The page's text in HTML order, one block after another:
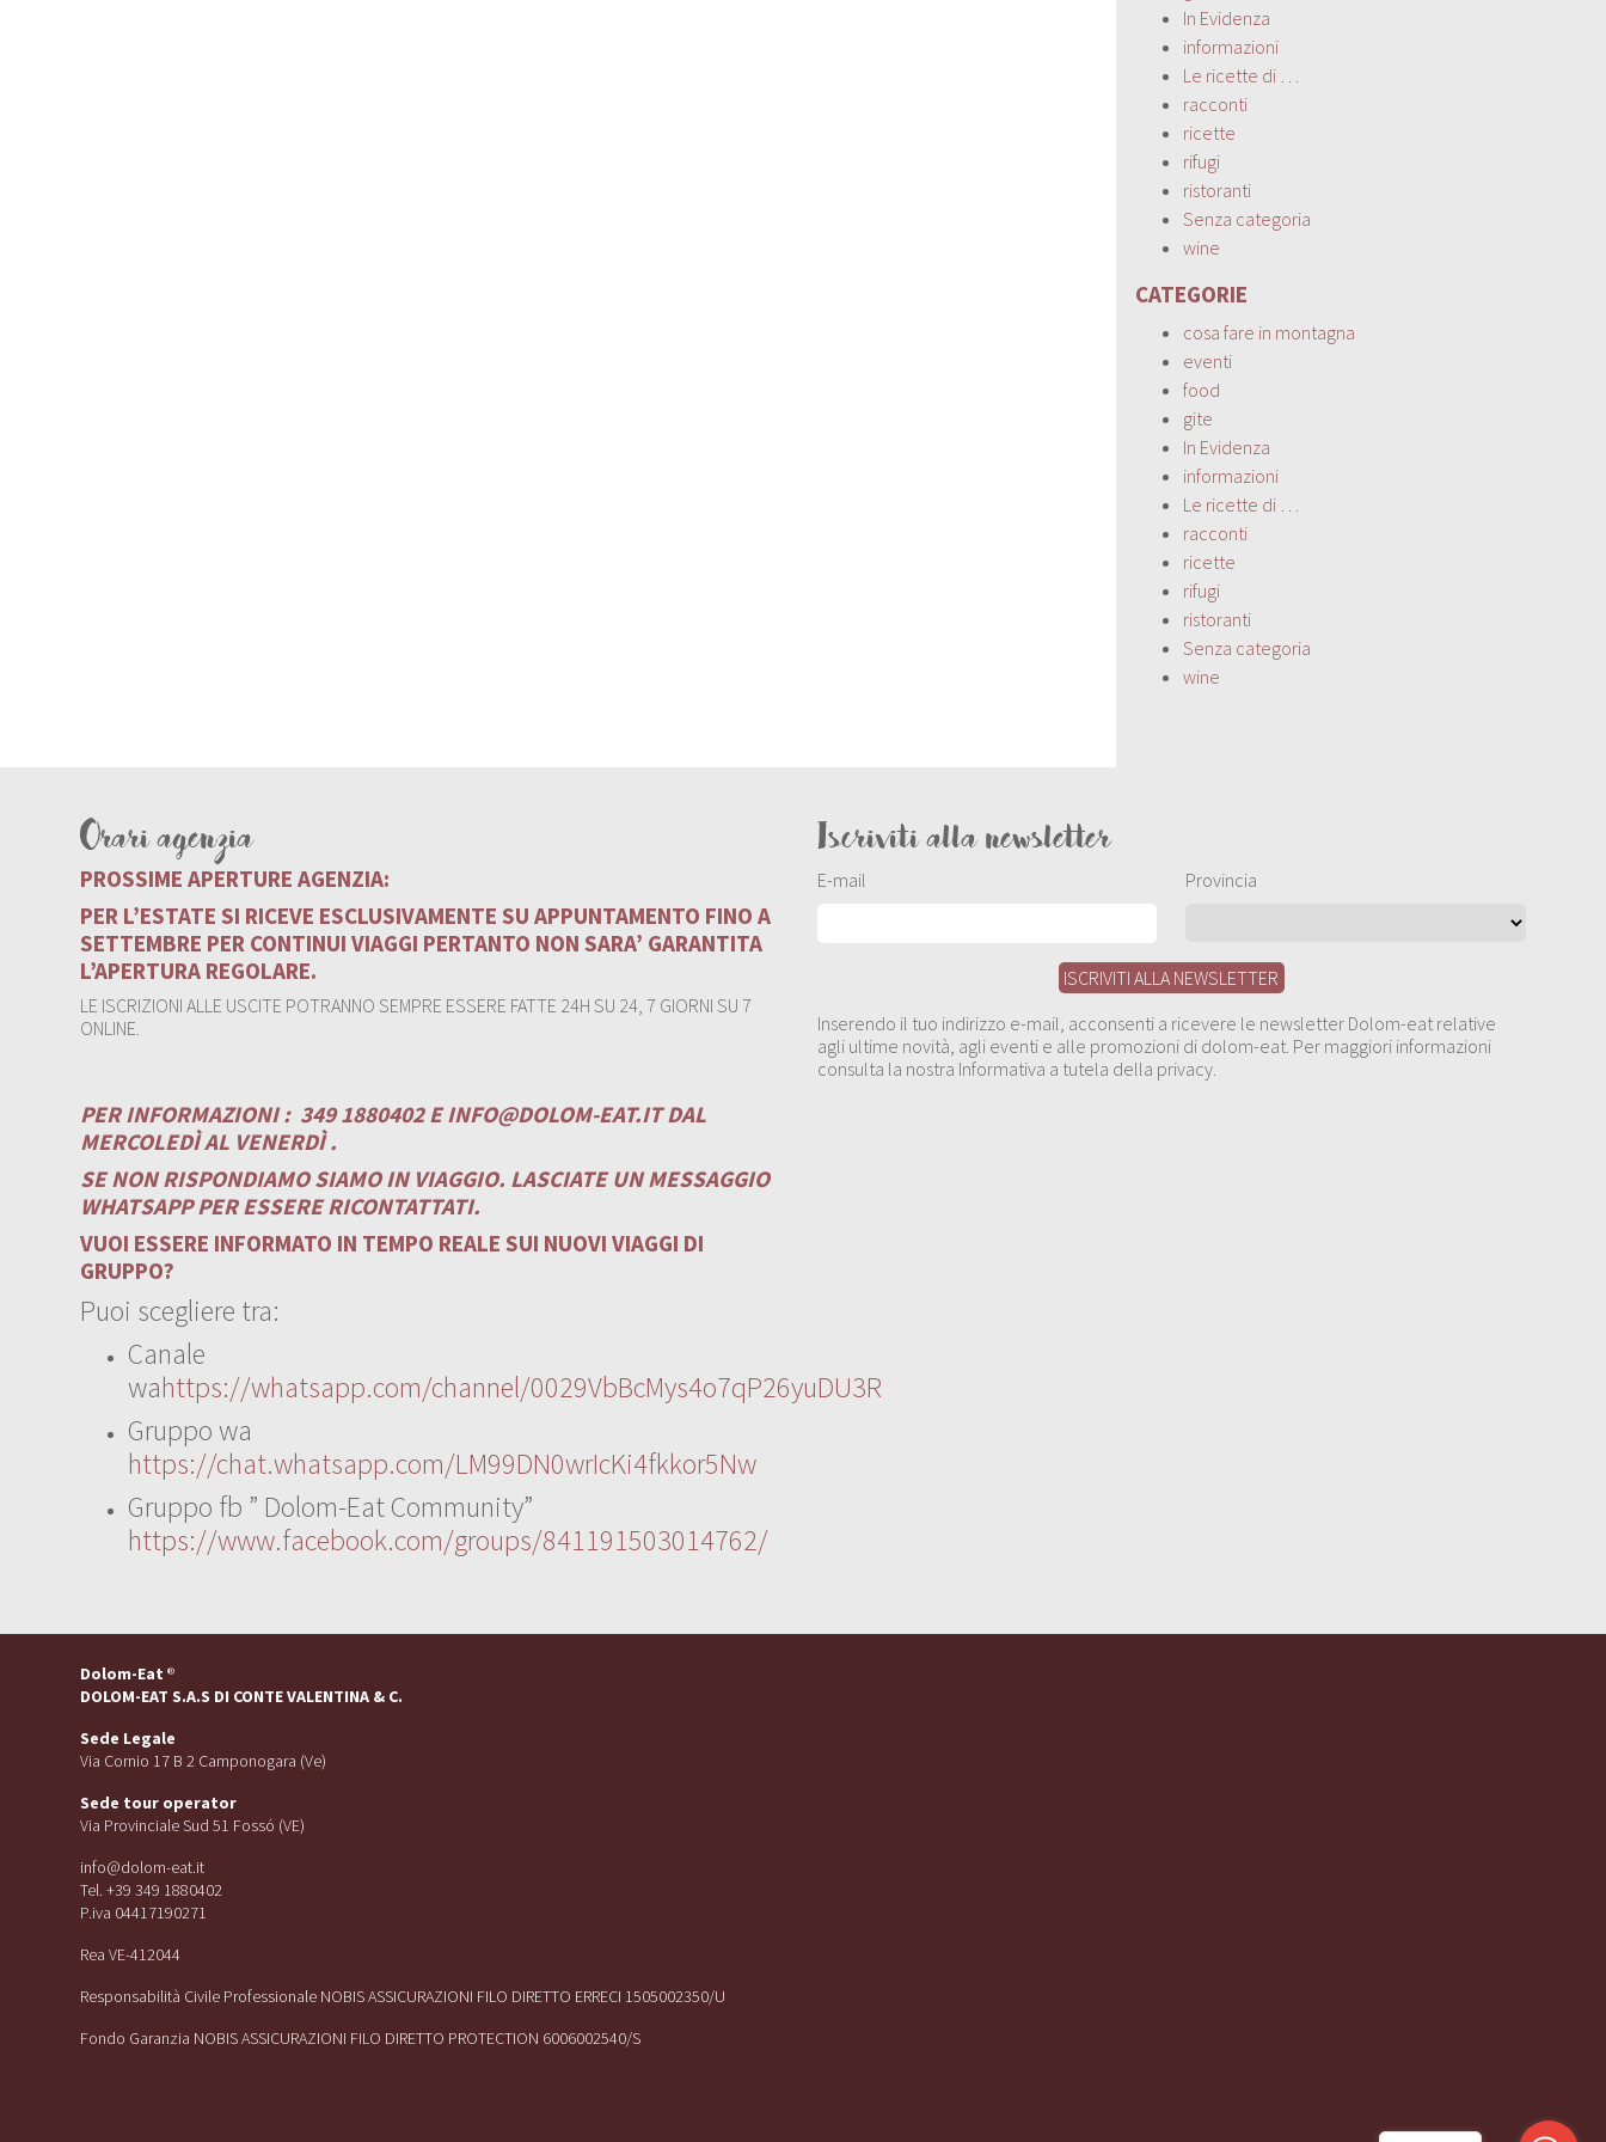
In Evidenza
informazioni
Le ricette di …
racconti
ricette
rifugi
ristoranti
Senza categoria
wine
CATEGORIE
cosa fare in montagna
eventi
food
gite
In Evidenza
informazioni
Le ricette di …
racconti
ricette
rifugi
ristoranti
Senza categoria
wine
Orari agenzia
PROSSIME APERTURE AGENZIA:
PER L’ESTATE SI RICEVE ESCLUSIVAMENTE SU APPUNTAMENTO FINO A
SETTEMBRE PER CONTINUI VIAGGI PERTANTO NON SARA’ GARANTITA
L’APERTURA REGOLARE.
LE ISCRIZIONI ALLE USCITE POTRANNO SEMPRE ESSERE FATTE 24H SU 24, 7 GIORNI SU 7
ONLINE.
PER INFORMAZIONI : 349 1880402 EINFO@DOLOM-EAT.ITDAL
MERCOLEDÌ AL VENERDÌ .
SE NON RISPONDIAMO SIAMO IN VIAGGIO. LASCIATE UN MESSAGGIO
WHATSAPP PER ESSERE RICONTATTATI.
VUOI ESSERE INFORMATO IN TEMPO REALE SUI NUOVI VIAGGI DI
GRUPPO?
Puoi scegliere tra:
Canale
wahttps://whatsapp.com/channel/0029VbBcMys4o7qP26yuDU3R
Gruppo wa
https://chat.whatsapp.com/LM99DN0wrIcKi4fkkor5Nw
Gruppo fb ” Dolom-Eat Community”
https://www.facebook.com/groups/841191503014762/
Iscriviti alla newsletter
E-mail Provincia
Inserendo il tuo indirizzo e-mail, acconsenti a ricevere le newsletter Dolom-eat relative
agli ultime novità, agli eventi e alle promozioni di dolom-eat. Per maggiori informazioni
consulta la nostra Informativa a tutela della privacy.
Dolom-Eat ®
DOLOM-EAT S.A.S DI CONTE VALENTINA & C.
Sede Legale
Via Cornio 17 B 2 Camponogara (Ve)
Sede tour operator
Via Provinciale Sud 51 Fossó (VE)
info@dolom-eat.it
Tel. +39 349 1880402
P.iva 04417190271
Rea VE-412044
Responsabilità Civile Professionale NOBIS ASSICURAZIONI FILO DIRETTO ERRECI 1505002350/U
Fondo Garanzia NOBIS ASSICURAZIONI FILO DIRETTO PROTECTION 6006002540/S